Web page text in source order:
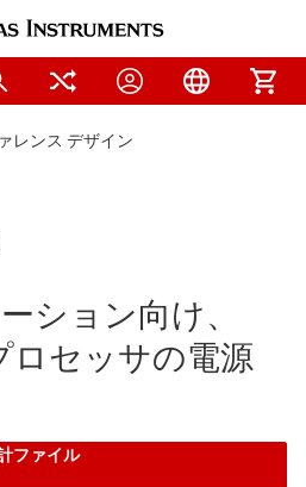
レンス デザイン
ション向け、
ロセッサの電源
ファイル